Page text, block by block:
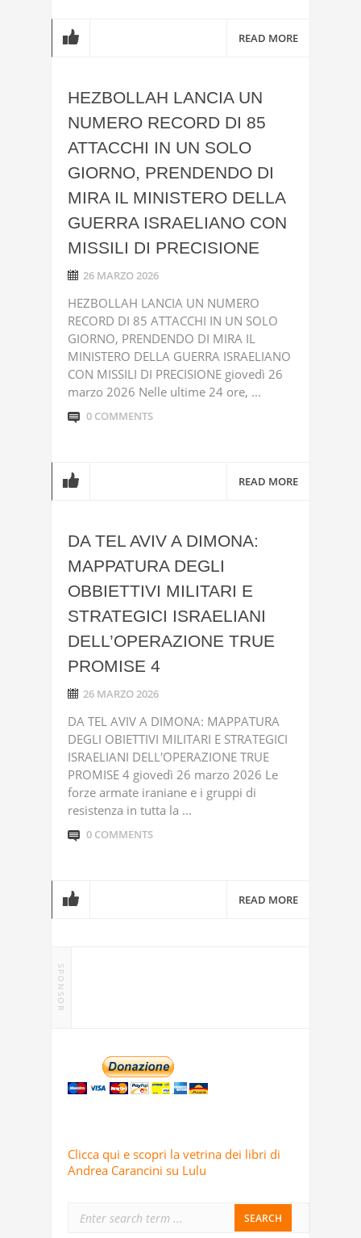
READ MORE
HEZBOLLAH LANCIA UN
NUMERO RECORD DI 85
ATTACCHI IN UN SOLO
GIORNO, PRENDENDO DI
MIRA IL MINISTERO DELLA
GUERRA ISRAELIANO CON
MISSILI DI PRECISIONE
26 MARZO 2026
HEZBOLLAH LANCIA UN NUMERO
RECORD DI 85 ATTACCHI IN UN SOLO
GIORNO, PRENDENDO DI MIRA IL
MINISTERO DELLA GUERRA ISRAELIANO
CON MISSILI DI PRECISIONE giovedì 26
marzo 2026 Nelle ultime 24 ore, ...
0 COMMENTS
READ MORE
DA TEL AVIV A DIMONA:
MAPPATURA DEGLI
OBBIETTIVI MILITARI E
STRATEGICI ISRAELIANI
DELL’OPERAZIONE TRUE
PROMISE 4
26 MARZO 2026
DA TEL AVIV A DIMONA: MAPPATURA
DEGLI OBIETTIVI MILITARI E STRATEGICI
ISRAELIANI DELL'OPERAZIONE TRUE
PROMISE 4 giovedì 26 marzo 2026 Le
forze armate iraniane e i gruppi di
resistenza in tutta la ...
0 COMMENTS
READ MORE
SPONSOR
Clicca qui e scopri la vetrina dei libri di
Andrea Carancini su Lulu